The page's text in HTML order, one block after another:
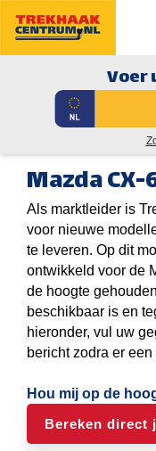
Voer
Mazda
Als marktleider is
voor nieuwe
te leveren. Op dit
ontwikkeld voor de
de hoogte
beschikbaar is en
hieronder, vul uw
bericht zodra er
Hou mij op de
Bereken direct